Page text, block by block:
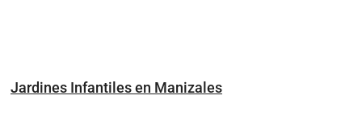
Jardines Infantiles en Manizales